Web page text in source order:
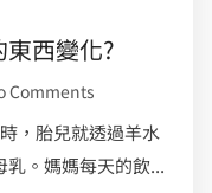
西變化?
Comments
，胎兒就透過羊水
。媽媽每天的飲...